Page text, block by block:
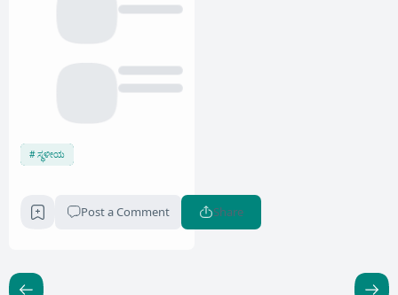
ಸ್ಥಳೀಯ
Post a Comment Share